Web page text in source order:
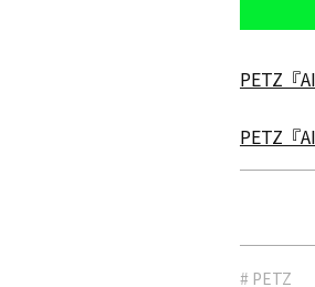
PETZ『
PETZ『
# PETZ